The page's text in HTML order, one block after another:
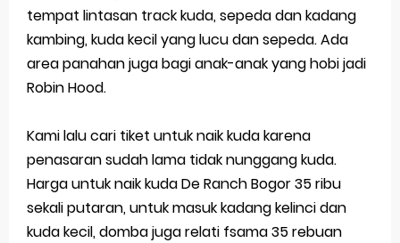
tempat lintasan track kuda, sepeda dan kadang
kambing, kuda kecil yang lucu dan sepeda. Ada
area panahan juga bagi anak-anak yang hobi jadi
Robin Hood.
Kami lalu cari tiket untuk naik kuda karena
penasaran sudah lama tidak nunggang kuda.
Harga untuk naik kuda De Ranch Bogor 35 ribu
sekali putaran, untuk masuk kadang kelinci dan
kuda kecil, domba juga relati fsama 35 rebuan